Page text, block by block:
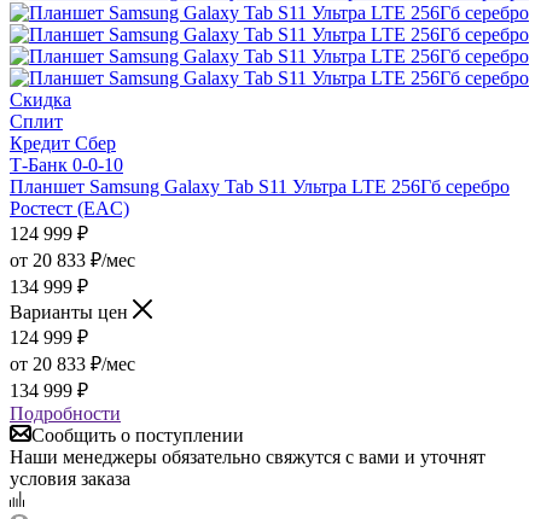
Скидка
Сплит
Кредит Сбер
Т-Банк 0-0-10
Планшет Samsung Galaxy Tab S11 Ультра LTE 256Гб серебро
Ростест (EAC)
124 999 ₽
от 20 833 ₽/мес
134 999 ₽
Варианты цен
124 999 ₽
от 20 833 ₽/мес
134 999 ₽
Подробности
Сообщить о поступлении
Наши менеджеры обязательно свяжутся с вами и уточнят
условия заказа